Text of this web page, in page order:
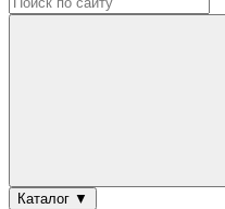
Каталог ▼